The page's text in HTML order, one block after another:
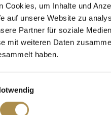
Cookies, um Inhalte und
auf unsere Website zu
Partner für soziale
mit weiteren Daten
haben.